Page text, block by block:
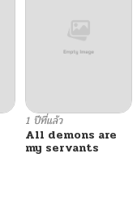
1 ปีที่แล้ว
All demons are
my servants